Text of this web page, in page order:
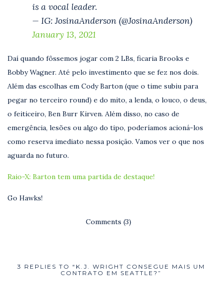
is a vocal leader.
— IG: JosinaAnderson (@JosinaAnderson)
January 13, 2021
Daí quando fôssemos jogar com 2 LBs, ficaria Brooks e
Bobby Wagner. Até pelo investimento que se fez nos dois.
Além das escolhas em Cody Barton (que o time subiu para
pegar no terceiro round) e do mito, a lenda, o louco, o deus,
o feiticeiro, Ben Burr Kirven. Além disso, no caso de
emergência, lesões ou algo do tipo, poderíamos acioná-los
como reserva imediato nessa posição. Vamos ver o que nos
aguarda no futuro.
Raio-X: Barton tem uma partida de destaque!
Go Hawks!
Comments (3)
3 REPLIES TO “K.J. WRIGHT CONSEGUE MAIS UM
CONTRATO EM SEATTLE?”